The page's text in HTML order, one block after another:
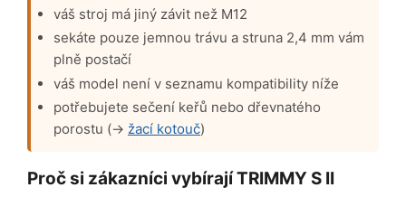
váš stroj má jiný závit než M12
sekáte pouze jemnou trávu a struna 2,4 mm vám
plně postačí
váš model není v seznamu kompatibility níže
potřebujete sečení keřů nebo dřevnatého
porostu (→ žací kotouč)
Proč si zákazníci vybírají TRIMMY S II